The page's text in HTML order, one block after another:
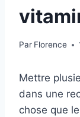
Par Florence
Mettre
dans une
chose que